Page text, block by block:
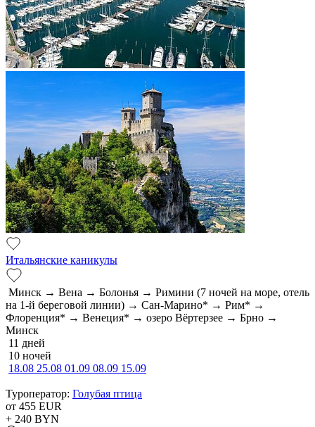
Итальянские каникулы
Минск → Вена → Болонья → Римини (7 ночей на море, отель
на 1-й береговой линии) → Сан-Марино* → Рим* →
Флоренция* → Венеция* → озеро Вёртерзее → Брно →
Минск
11 дней
10 ночей
18.08 25.08 01.09 08.09 15.09
Туроператор: Голубая птица
от 455 EUR
+ 240 BYN